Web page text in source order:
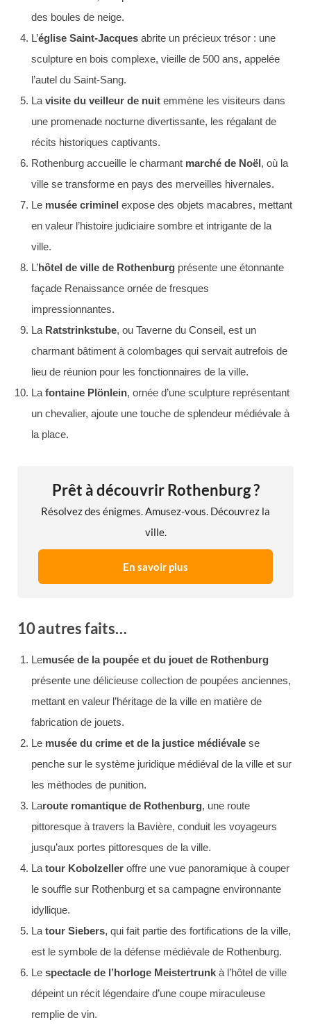
des boules de neige.
L’église Saint-Jacques abrite un précieux trésor : une
sculpture en bois complexe, vieille de 500 ans, appelée
l’autel du Saint-Sang.
Lavisite du veilleur de nuit emmène les visiteurs dans
une promenade nocturne divertissante, les régalant de
récits historiques captivants.
Rothenburg accueille le charmant marché de Noël , où la
ville se transforme en pays des merveilles hivernales.
Le musée criminel expose des objets macabres, mettant
en valeur l’histoire judiciaire sombre et intrigante de la
ville.
L’hôtel de ville de Rothenburg présente une étonnante
façade Renaissance ornée de fresques
impressionnantes.
La Ratstrinkstube, ou Taverne du Conseil, est un
charmant bâtiment à colombages qui servait autrefois de
lieu de réunion pour les fonctionnaires de la ville.
Lafontaine Plönlein, ornée d’une sculpture représentant
un chevalier, ajoute une touche de splendeur médiévale à
la place.
Prêt à découvrir Rothenburg ?
Résolvez des énigmes. Amusez-vous. Découvrez la
ville.
En savoir plus
10 autres faits…
Lemusée de la poupée et du jouet de Rothenburg
présente une délicieuse collection de poupées anciennes,
mettant en valeur l’héritage de la ville en matière de
fabrication de jouets.
Le musée du crime et de la justice médiévale se
penche sur le système juridique médiéval de la ville et sur
les méthodes de punition.
Laroute romantique de Rothenburg, une route
pittoresque à travers la Bavière, conduit les voyageurs
jusqu’aux portes pittoresques de la ville.
Latour Kobolzeller offre une vue panoramique à couper
le souffle sur Rothenburg et sa campagne environnante
idyllique.
Latour Siebers, qui fait partie des fortifications de la ville,
est le symbole de la défense médiévale de Rothenburg.
Le spectacle de l’horloge Meistertrunk à l’hôtel de ville
dépeint un récit légendaire d’une coupe miraculeuse
remplie de vin.